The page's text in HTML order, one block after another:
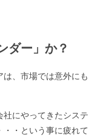
ダー」か？
、市場では意外にも
にやってきたシステ
・・という事に疲れて